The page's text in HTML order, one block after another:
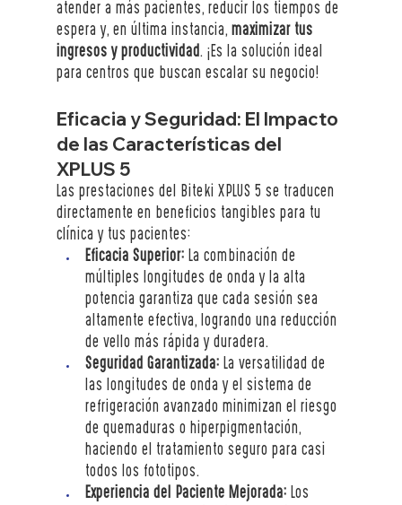
atender a más pacientes, reducir los tiempos de
espera y, en última instancia,
maximizar tus
ingresos y productividad. ¡Es la solución ideal
para centros que buscan escalar su negocio!
Eficacia y Seguridad: El Impacto
de las Características del
XPLUS 5
Las prestaciones del Biteki XPLUS 5 se traducen
directamente en beneficios tangibles para tu
clínica y tus pacientes:
Eficacia Superior: La combinación de
múltiples longitudes de onda y la alta
potencia garantiza que cada sesión sea
altamente efectiva, logrando una reducción
de vello más rápida y duradera.
Seguridad Garantizada: La versatilidad de
las longitudes de onda y el sistema de
refrigeración avanzado minimizan el riesgo
de quemaduras o hiperpigmentación,
haciendo el tratamiento seguro para casi
todos los fototipos.
Experiencia del Paciente Mejorada: Los